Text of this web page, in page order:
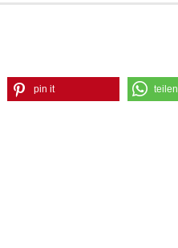
pin it teilen